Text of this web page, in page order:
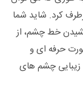
کرد. شاید شما
خط چشم، از
حرفه ای و
زیبایی چشم های